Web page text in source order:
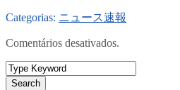
Categorias: ニュース速報
Comentários desativados.
Search